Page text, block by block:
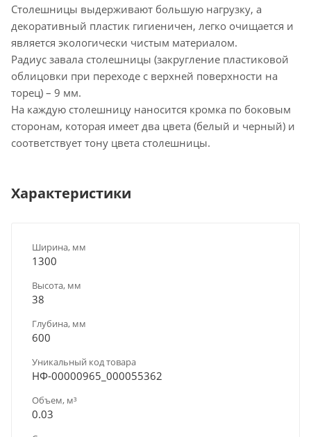
Столешницы выдерживают большую нагрузку, а
декоративный пластик гигиеничен, легко очищается и
является экологически чистым материалом.
Радиус завала столешницы (закругление пластиковой
облицовки при переходе с верхней поверхности на
торец) – 9 мм.
На каждую столешницу наносится кромка по боковым
сторонам, которая имеет два цвета (белый и черный) и
соответствует тону цвета столешницы.
Характеристики
Ширина, мм
1300
Высота, мм
38
Глубина, мм
600
Уникальный код товара
НФ-00000965_000055362
Объем, м³
0.03